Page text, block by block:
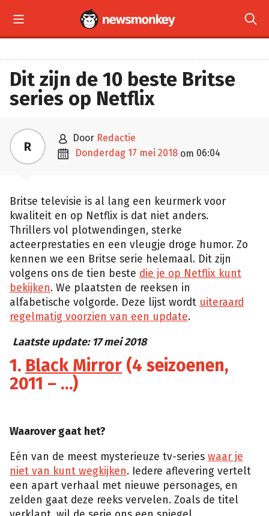
 
Dit zijn de 10 beste Britse
series op Netflix
R  door Redactie
 donderdag 17 mei 2018 om 06:04
Britse televisie is al lang een keurmerk voor
kwaliteit en op Netflix is dat niet anders.
Thrillers vol plotwendingen, sterke
acteerprestaties en een vleugje droge humor. Zo
kennen we een Britse serie helemaal. Dit zijn
volgens ons de tien beste die je op Netflix kunt
bekijken. We plaatsten de reeksen in
alfabetische volgorde. Deze lijst wordt uiteraard
regelmatig voorzien van een update.
Laatste update: 17 mei 2018
1. Black Mirror (4 seizoenen,
2011 – …)
Waarover gaat het?
Eén van de meest mysterieuze tv-series waar je
niet van kunt wegkijken. Iedere aflevering vertelt
een apart verhaal met nieuwe personages, en
zelden gaat deze reeks vervelen. Zoals de titel